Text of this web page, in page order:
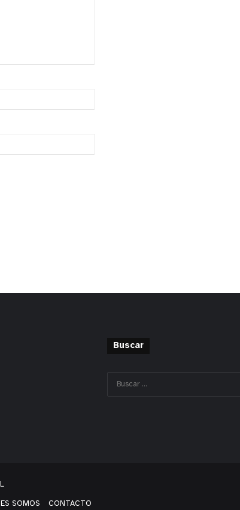
Buscar
SOMOS CONTACTO